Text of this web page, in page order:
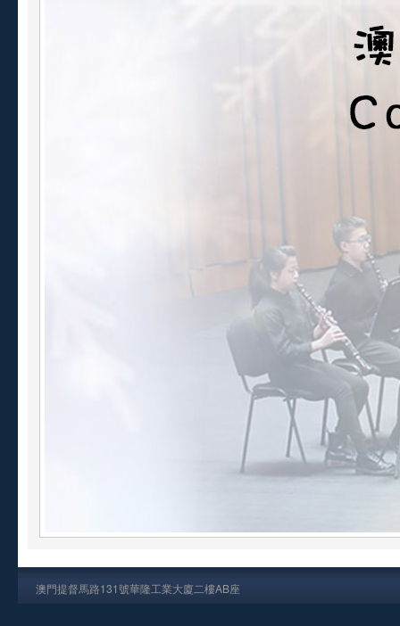
澳門提督馬路131號華隆工業大廈二樓AB座